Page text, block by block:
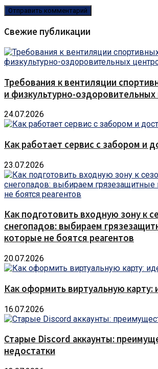
Свежие публикации
Требования к вентиляции
и физкультурно-оздоровительных
24.07.2026
Как работает сервис с забором и
23.07.2026
Как подготовить входную зону к
снегопадов: выбираем
которые не боятся реагентов
20.07.2026
Как оформить виртуальную карту:
16.07.2026
Старые Discord аккаунты:
недостатки